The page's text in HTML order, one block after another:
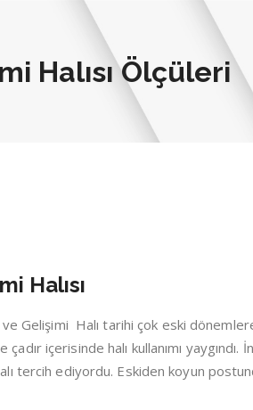
Halısı Ölçüleri
Halısı
ve Gelişimi Halı tarihi çok eski
içerisinde halı kullanımı yaygındı.
tercih ediyordu. Eskiden koyun